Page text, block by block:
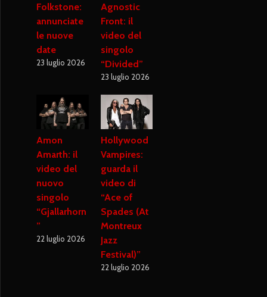
Folkstone:
annunciate
le nuove
date
23 luglio 2026
Agnostic
Front: il
video del
singolo
“Divided”
23 luglio 2026
Amon
Amarth: il
video del
nuovo
singolo
“Gjallarhorn
”
22 luglio 2026
Hollywood
Vampires:
guarda il
video di
“Ace of
Spades (At
Montreux
Jazz
Festival)”
22 luglio 2026